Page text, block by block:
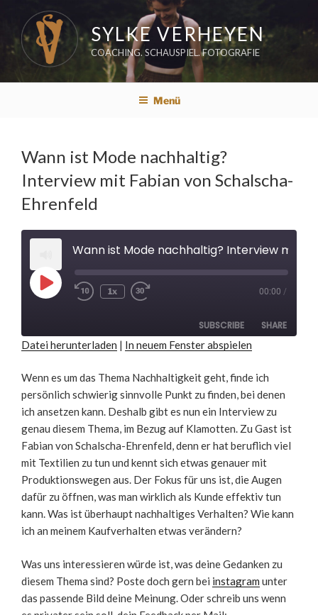
Inhalt
springen
SYLKE VERHEYEN
COACHING. SCHAUSPIEL. FOTOGRAFIE
Menü
Wann ist Mode nachhaltig?
Interview mit Fabian von Schalscha-
Ehrenfeld
Play
Episode
Rewind
1x 00:00 /
SUBSCRIBE SHARE
RSS FEED
LINK
EMBED
Datei herunterladen | In neuem Fenster abspielen
Wenn es um das Thema Nachhaltigkeit geht, finde ich
persönlich schwierig sinnvolle Punkt zu finden, bei denen
ich ansetzen kann. Deshalb gibt es nun ein Interview zu
genau diesem Thema, im Bezug auf Klamotten. Zu Gast ist
Fabian von Schalscha-Ehrenfeld, denn er hat beruflich viel
mit Textilien zu tun und kennt sich etwas genauer mit
Produktionswegen aus. Der Fokus für uns ist, die Augen
dafür zu öffnen, was man wirklich als Kunde effektiv tun
kann. Was ist überhaupt nachhaltiges Verhalten? Wie kann
ich an meinem Kaufverhalten etwas verändern?
Was uns interessieren würde ist, was deine Gedanken zu
diesem Thema sind? Poste doch gern bei instagram unter
das passende Bild deine Meinung. Oder schreib uns wenn